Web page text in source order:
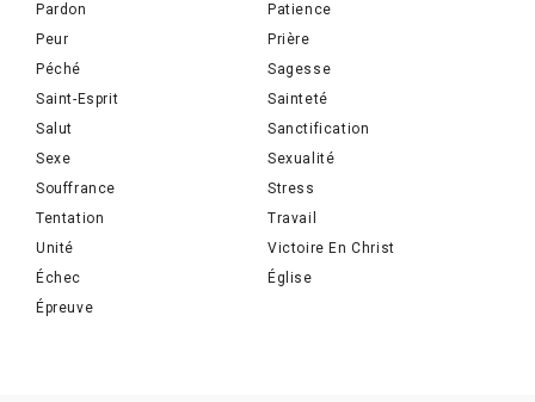
Pardon
Patience
Peur
Prière
Péché
Sagesse
Saint-Esprit
Sainteté
Salut
Sanctification
Sexe
Sexualité
Souffrance
Stress
Tentation
Travail
Unité
Victoire En Christ
Échec
Église
Épreuve